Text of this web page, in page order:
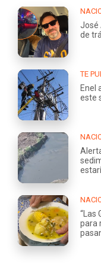
José
de
TE
Enel
este
“Las
para